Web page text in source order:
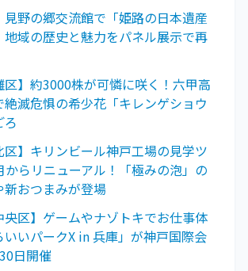
見野の郷交流館で「姫路の日本遺産
地域の歴史と魅力をパネル展示で再
区】約3000株が可憐に咲く！六甲高
絶滅危惧の希少花「キレンゲショウ
ろ
区】キリンビール神戸工場の見学ツ
からリニューアル！「極みの泡」の
新おつまみが登場
央区】ゲームやナゾトキでお仕事体
いパークX in 兵庫」が神戸国際会
日開催